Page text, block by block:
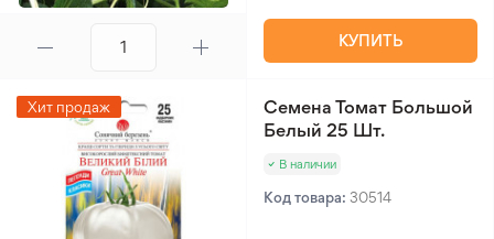
КУПИТЬ
Хит продаж
Семена Томат Большой
Белый 25 Шт.
В наличии
Код товара: 30514